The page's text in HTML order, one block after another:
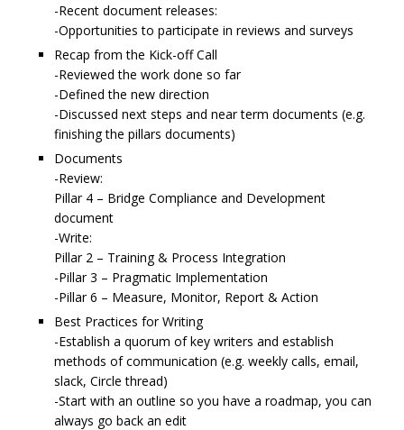
-Recent document releases:
-Opportunities to participate in reviews and surveys
Recap from the Kick-off Call
-Reviewed the work done so far
-Defined the new direction
-Discussed next steps and near term documents (e.g.
finishing the pillars documents)
Documents
-Review:
Pillar 4 – Bridge Compliance and Development
document
-Write:
Pillar 2 – Training & Process Integration
-Pillar 3 – Pragmatic Implementation
-Pillar 6 – Measure, Monitor, Report & Action
Best Practices for Writing
-Establish a quorum of key writers and establish
methods of communication (e.g. weekly calls, email,
slack, Circle thread)
-Start with an outline so you have a roadmap, you can
always go back an edit